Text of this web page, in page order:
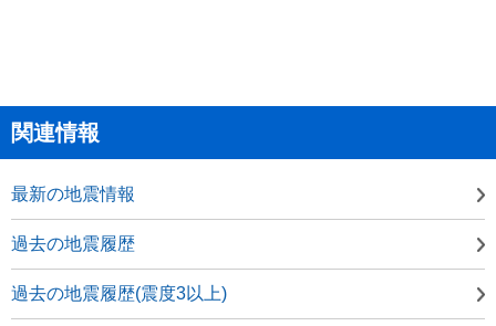
関連情報
最新の地震情報
過去の地震履歴
過去の地震履歴(震度3以上)